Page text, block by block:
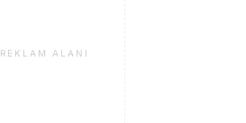
REKLAM ALANI